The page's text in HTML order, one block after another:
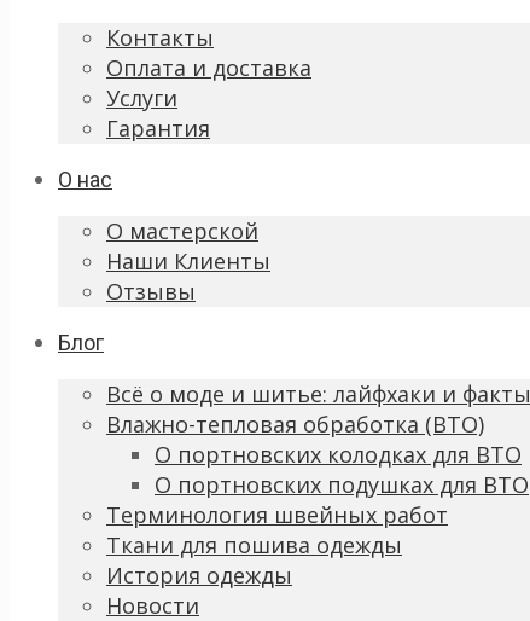
Контакты
Оплата и доставка
Услуги
Гарантия
О нас
О мастерской
Наши Клиенты
Отзывы
Блог
Всё о моде и шитье: лайфхаки и факты
Влажно-тепловая обработка (ВТО)
О портновских колодках для ВТО
О портновских подушках для ВТО
Терминология швейных работ
Ткани для пошива одежды
История одежды
Новости